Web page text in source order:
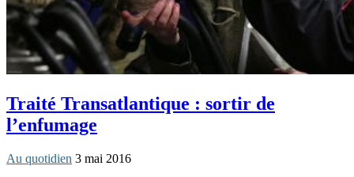
Traité Transatlantique : sortir de
l’enfumage
Au quotidien 3 mai 2016